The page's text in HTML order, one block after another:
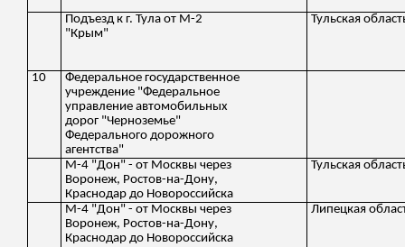
Подъезд к г. Тула от М-2
"Крым"
Тульская
10
Федеральное государственное
учреждение "Федеральное
управление автомобильных
дорог "Черноземье"
Федерального дорожного
агентства"
М-4 "Дон" - от Москвы через
Воронеж, Ростов-на-Дону,
Краснодар до Новороссийска
Тульская
М-4 "Дон" - от Москвы через
Воронеж, Ростов-на-Дону,
Краснодар до Новороссийска
Липецкая